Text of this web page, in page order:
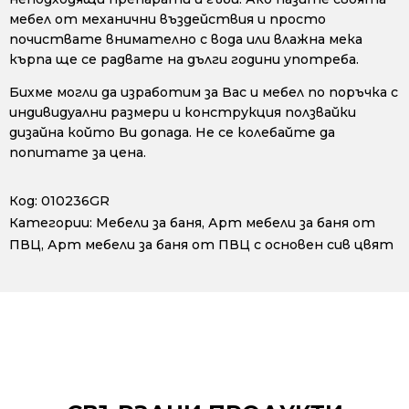
мебел от механични въздействия и просто
почиствате внимателно с вода или влажна мека
кърпа ще се радвате на дълги години употреба.
Бихме могли да изработим за Вас и мебел по поръчка с
индивидуални размери и конструкция ползвайки
дизайна който Ви допада. Не се колебайте да
попитате за цена.
Код: 010236GR
Категории: Мебели за баня, Арт мебели за баня от
ПВЦ, Арт мебели за баня от ПВЦ с основен сив цвят